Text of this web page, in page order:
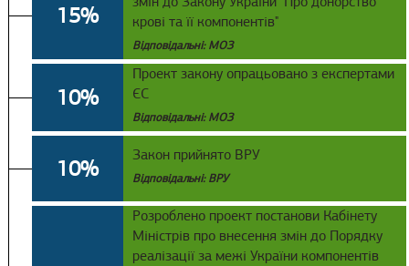
15%
крові та її компонентів"
Відповідальні: МОЗ
10%
Проект закону опрацьовано з експертами
ЄС
Відповідальні: МОЗ
10% Закон прийнято ВРУ
Відповідальні: ВРУ
Розроблено проект постанови Кабінету
Міністрів про внесення змін до Порядку
реалізації за межі України компонентів